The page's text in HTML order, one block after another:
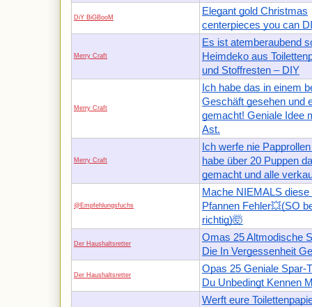
DiY BiGBooM
Elegant gold Christmas
centerpieces you can
Merry Craft
Es ist atemberaubend
Heimdeko aus
und Stoffresten – DIY
Merry Craft
Ich habe das in einem
Geschäft gesehen und
gemacht! Geniale Idee
Ast.
Merry Craft
Ich werfe nie
habe über 20 Puppen
gemacht und alle
@Empfehlungsfuchs
Mache NIEMALS diese
Pfannen Fehler💥(SO
richtig)🤯
Der Haushaltsretter
Omas 25 Altmodische
Die In Vergessenheit
Der Haushaltsretter
Opas 25 Geniale Spar-
Du Unbedingt Kennen
Werft eure